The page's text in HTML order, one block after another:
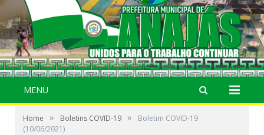
MENU
Home » Boletins COVID-19 »
Boletim COVID-19
(10/06/2021)